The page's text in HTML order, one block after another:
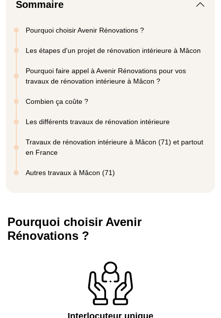
Sommaire
Pourquoi choisir Avenir Rénovations ?
Les étapes d'un projet de rénovation intérieure à Mâcon
Pourquoi faire appel à Avenir Rénovations pour vos
travaux de rénovation intérieure à Mâcon ?
Combien ça coûte ?
Les différents travaux de rénovation intérieure
Travaux de rénovation intérieure à Mâcon (71) et partout
en France
Autres travaux à Mâcon (71)
Pourquoi choisir Avenir
Rénovations ?
Interlocuteur unique